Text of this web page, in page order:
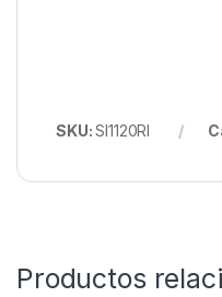
SKU:SI1120RI
Productos